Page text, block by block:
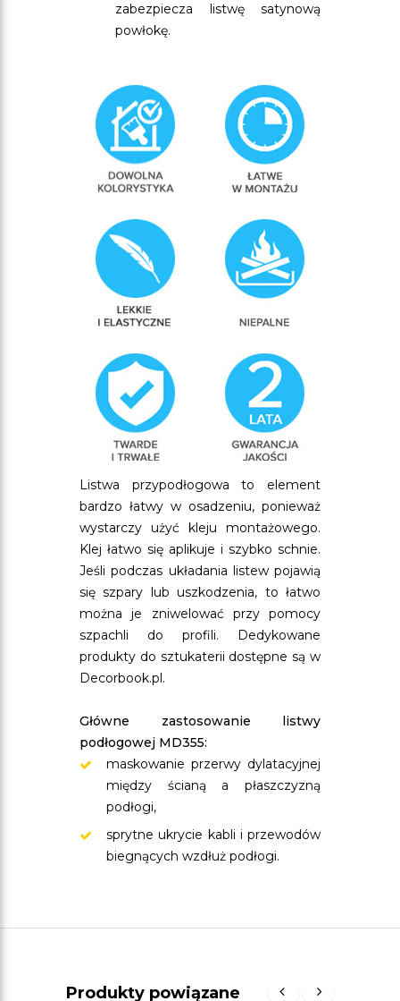
zabezpiecza listwę satynową
powłokę.
Listwa przypodłogowa to element
bardzo łatwy w osadzeniu, ponieważ
wystarczy użyć kleju montażowego.
Klej łatwo się aplikuje i szybko schnie.
Jeśli podczas układania listew pojawią
się szpary lub uszkodzenia, to łatwo
można je zniwelować przy pomocy
szpachli do profili. Dedykowane
produkty do sztukaterii dostępne są w
Decorbook.pl.
Główne zastosowanie listwy
podłogowej MD355:
maskowanie przerwy dylatacyjnej
między ścianą a płaszczyzną
podłogi,
sprytne ukrycie kabli i przewodów
biegnących wzdłuż podłogi.
Produkty powiązane